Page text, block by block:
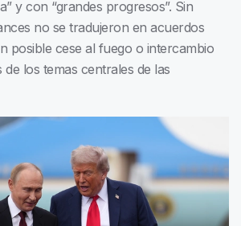
y con “grandes progresos”. Sin
no se tradujeron en acuerdos
posible cese al fuego o intercambio
los temas centrales de las